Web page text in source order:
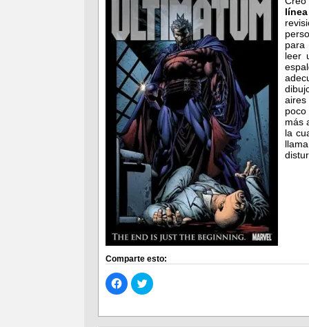
para
leer
aires
más
la
Comparte esto:
Haz
clic
para
en
Haz
clic
en